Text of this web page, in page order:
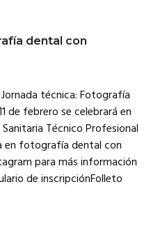
dental con
técnica: Fotografía
de febrero se celebrará en
Técnico Profesional
en fotografía dental con
para más información
de inscripciónFolleto